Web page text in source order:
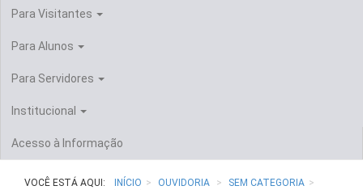
Para Visitantes
Para Alunos
Para Servidores
Institucional
Acesso à Informação
VOCÊ ESTÁ AQUI: INÍCIO OUVIDORIA
SEM CATEGORIA